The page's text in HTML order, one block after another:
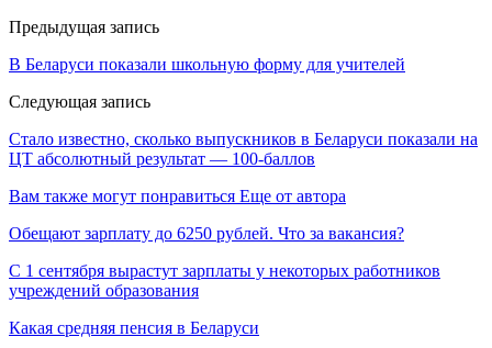
Предыдущая запись
В Беларуси показали школьную форму для учителей
Следующая запись
Стало известно, сколько выпускников в Беларуси показали на
ЦТ абсолютный результат — 100-баллов
Вам также могут понравиться Еще от автора
Обещают зарплату до 6250 рублей. Что за вакансия?
С 1 сентября вырастут зарплаты у некоторых работников
учреждений образования
Какая средняя пенсия в Беларуси